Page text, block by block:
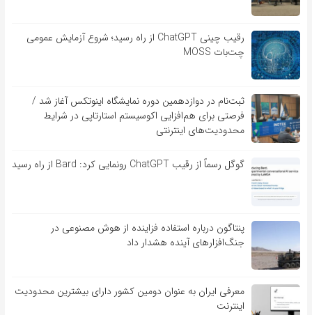
رقیب چینی ChatGPT از راه رسید؛ شروع آزمایش عمومی
چت‌بات MOSS
ثبت‌نام در دوازدهمین دوره نمایشگاه اینوتکس آغاز شد /
فرصتی برای هم‌افزایی اکوسیستم استارتاپی در شرایط
محدودیت‌های اینترنتی
گوگل رسماً از رقیب ChatGPT رونمایی کرد: Bard از راه رسید
پنتاگون درباره استفاده فزاینده از هوش مصنوعی در
جنگ‌افزارهای آینده هشدار داد
معرفی ایران به عنوان دومین کشور دارای بیشترین محدودیت
اینترنت